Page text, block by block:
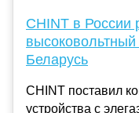
CHINT в России
высоковольтный
Беларусь
CHINT поставил
устройства с